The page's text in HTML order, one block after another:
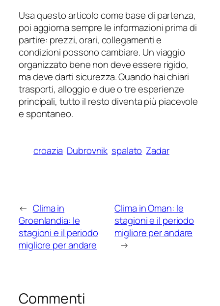
Usa questo articolo come base di partenza,
poi aggiorna sempre le informazioni prima di
partire: prezzi, orari, collegamenti e
condizioni possono cambiare. Un viaggio
organizzato bene non deve essere rigido,
ma deve darti sicurezza. Quando hai chiari
trasporti, alloggio e due o tre esperienze
principali, tutto il resto diventa più piacevole
e spontaneo.
croazia Dubrovnik spalato Zadar
← Clima in
Groenlandia: le
stagioni e il periodo
migliore per andare
Clima in Oman: le
stagioni e il periodo
migliore per andare
→
Commenti